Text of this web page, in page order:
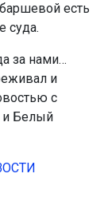
есть
суда.
за нами…
и
с
и Белый